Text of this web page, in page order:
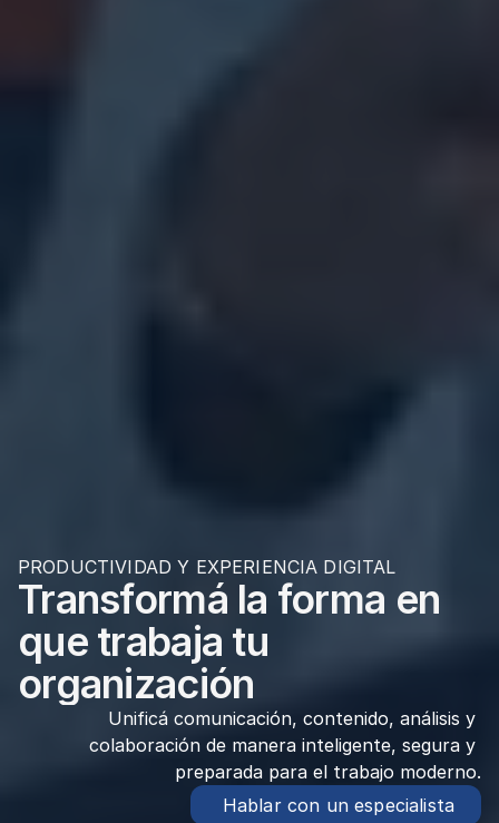
PRODUCTIVIDAD Y EXPERIENCIA DIGITAL
Transformá la forma en
que trabaja tu
organización
Unificá comunicación, contenido, análisis y
colaboración de manera inteligente, segura y
preparada para el trabajo moderno.
Hablar con un especialista